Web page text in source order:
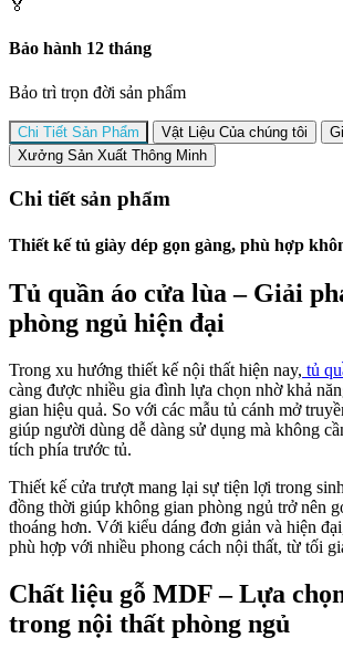
🏅
Bảo hành 12 tháng
Bảo trì trọn đời sản phẩm
Chi Tiết Sản Phẩm Vật Liệu Của chúng tôi
Xưởng Sản Xuất Thông Minh
Chi tiết sản phẩm
Thiết kế tủ giày dép gọn gàng, phù hợp
Tủ quần áo cửa lùa – Giải
phòng ngủ hiện đại
Trong xu hướng thiết kế nội thất hiện nay, tủ
càng được nhiều gia đình lựa chọn nhờ khả
gian hiệu quả. So với các mẫu tủ cánh mở
giúp người dùng dễ dàng sử dụng mà không
tích phía trước tủ.
Thiết kế cửa trượt mang lại sự tiện lợi trong
đồng thời giúp không gian phòng ngủ trở nên
thoáng hơn. Với kiểu dáng đơn giản và hiện
phù hợp với nhiều phong cách nội thất, từ tối
Chất liệu gỗ MDF – Lựa
trong nội thất phòng ngủ